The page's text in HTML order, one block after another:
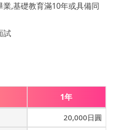
,基礎教育滿10年或具備同
試
1年
20,000日圓